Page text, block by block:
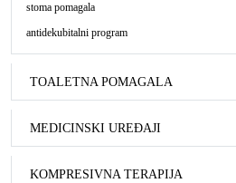
stoma pomagala
antidekubitalni program
TOALETNA POMAGALA
MEDICINSKI UREĐAJI
KOMPRESIVNA TERAPIJA